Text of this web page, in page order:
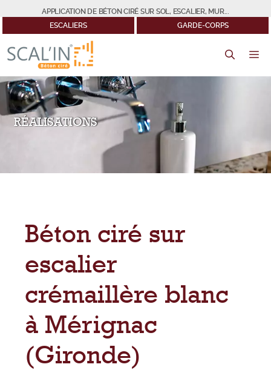
au
contenu
APPLICATION DE BÉTON CIRÉ SUR SOL, ESCALIER, MUR...
ESCALIERS
GARDE-CORPS
RÉALISATIONS
Béton ciré sur
escalier
crémaillère blanc
à Mérignac
(Gironde)